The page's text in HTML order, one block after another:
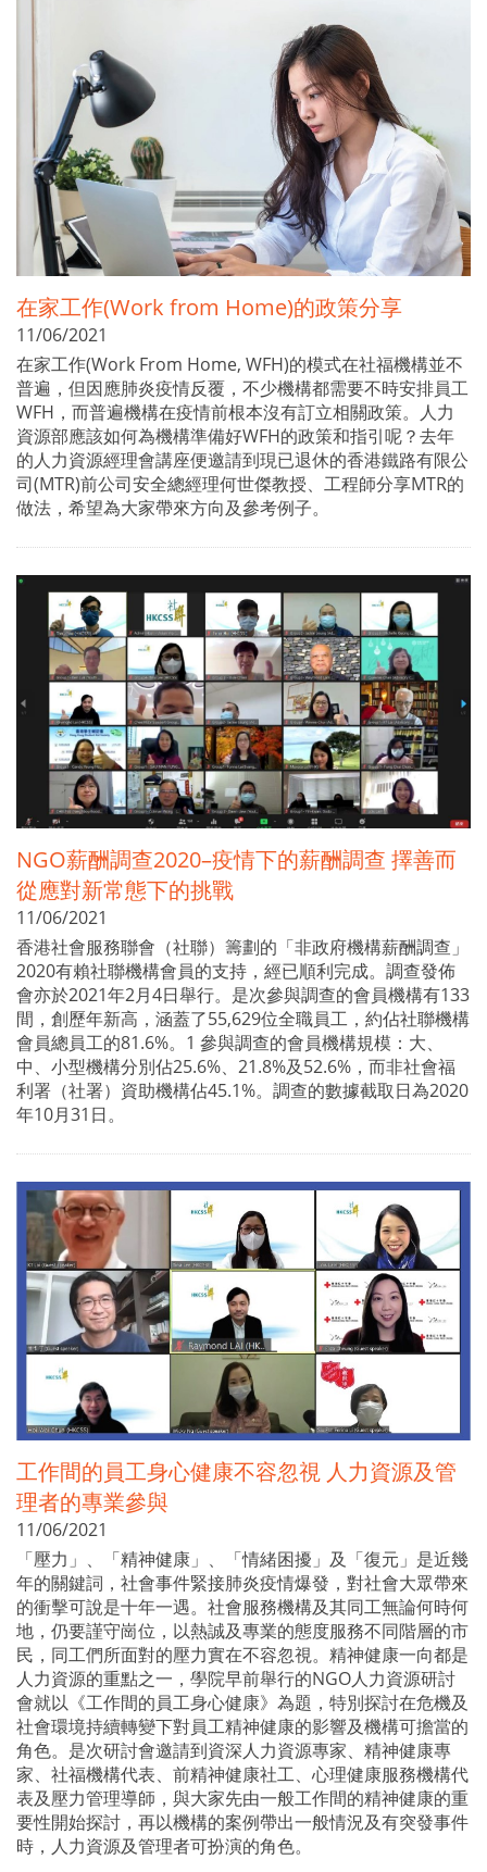
在家工作(Work from Home)的政策分享
11/06/2021
在家工作(Work From Home, WFH)的模式在社福機構並不
普遍，但因應肺炎疫情反覆，不少機構都需要不時安排員工
WFH，而普遍機構在疫情前根本沒有訂立相關政策。人力
資源部應該如何為機構準備好WFH的政策和指引呢？去年
的人力資源經理會講座便邀請到現已退休的香港鐵路有限公
司(MTR)前公司安全總經理何世傑教授、工程師分享MTR的
做法，希望為大家帶來方向及參考例子。
NGO薪酬調查2020–疫情下的薪酬調查 擇善而
從應對新常態下的挑戰
11/06/2021
香港社會服務聯會（社聯）籌劃的「非政府機構薪酬調查」
2020有賴社聯機構會員的支持，經已順利完成。調查發佈
會亦於2021年2月4日舉行。是次參與調查的會員機構有133
間，創歷年新高，涵蓋了55,629位全職員工，約佔社聯機構
會員總員工的81.6%。1 參與調查的會員機構規模：大、
中、小型機構分別佔25.6%、21.8%及52.6%，而非社會福
利署（社署）資助機構佔45.1%。調查的數據截取日為2020
年10月31日。
工作間的員工身心健康不容忽視 人力資源及管
理者的專業參與
11/06/2021
「壓力」、「精神健康」、「情緒困擾」及「復元」是近幾
年的關鍵詞，社會事件緊接肺炎疫情爆發，對社會大眾帶來
的衝擊可說是十年一遇。社會服務機構及其同工無論何時何
地，仍要謹守崗位，以熱誠及專業的態度服務不同階層的市
民，同工們所面對的壓力實在不容忽視。精神健康一向都是
人力資源的重點之一，學院早前舉行的NGO人力資源研討
會就以《工作間的員工身心健康》為題，特別探討在危機及
社會環境持續轉變下對員工精神健康的影響及機構可擔當的
角色。是次研討會邀請到資深人力資源專家、精神健康專
家、社福機構代表、前精神健康社工、心理健康服務機構代
表及壓力管理導師，與大家先由一般工作間的精神健康的重
要性開始探討，再以機構的案例帶出一般情況及有突發事件
時，人力資源及管理者可扮演的角色。